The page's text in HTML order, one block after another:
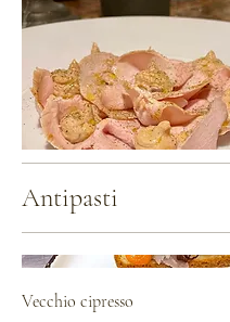
Antipasti
Vecchio cipresso